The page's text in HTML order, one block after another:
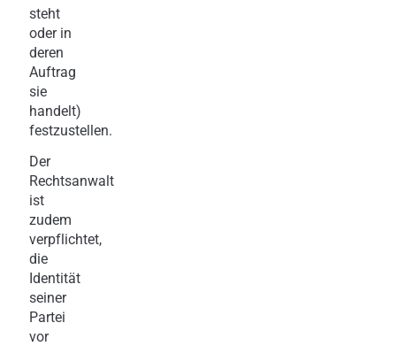
steht
oder in
deren
Auftrag
sie
handelt)
festzustellen.
Der
Rechtsanwalt
ist
zudem
verpflichtet,
die
Identität
seiner
Partei
vor